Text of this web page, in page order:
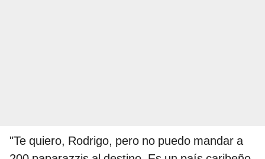
"Te quiero, Rodrigo, pero no puedo mandar a